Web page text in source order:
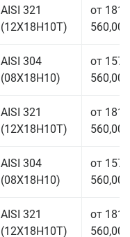
AISI 321
(12Х18Н10Т)
от 181
560,00
AISI 304
(08Х18Н10)
от 157
560,00
AISI 321
(12Х18Н10Т)
от 181
560,00
AISI 304
(08Х18Н10)
от 157
560,00
AISI 321
(12Х18Н10Т)
от 181
560,00